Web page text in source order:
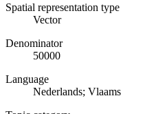
Spatial representation type
Vector
Denominator
50000
Language
Nederlands; Vlaams